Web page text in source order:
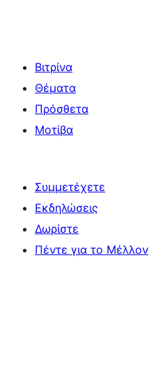
Βιτρίνα
Θέματα
Πρόσθετα
Μοτίβα
Συμμετέχετε
Εκδηλώσεις
Δωρίστε
Πέντε για το Μέλλον